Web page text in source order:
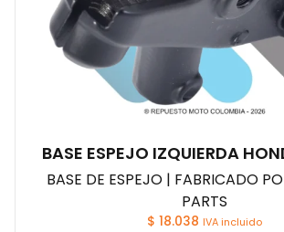
BASE ESPEJO IZQUIERDA
BASE DE ESPEJO | FABRICADO
PARTS
$ 18.038 IVA incluido